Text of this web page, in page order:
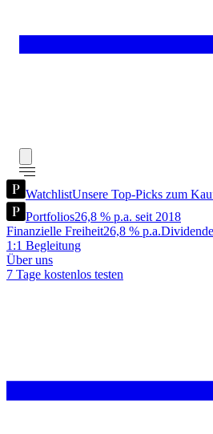
WatchlistUnsere Top-Picks zum
Portfolios26,8 % p.a. seit 2018
Finanzielle Freiheit26,8 % p.a.
1:1 Begleitung
Über uns
7 Tage kostenlos testen